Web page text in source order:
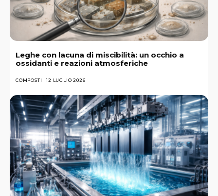
Leghe con lacuna di miscibilità: un occhio a
ossidanti e reazioni atmosferiche
COMPOSTI 12 LUGLIO 2026